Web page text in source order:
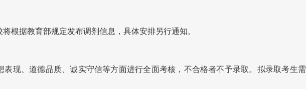
据教育部规定发布调剂信息，具体安排另行通知。
、道德品质、诚实守信等方面进行全面考核，不合格者不予录取。拟录取考生